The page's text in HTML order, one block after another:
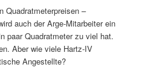
Quadratmeterpreisen –
auch der Arge-Mitarbeiter ein
paar Quadratmeter zu viel hat.
Aber wie viele Hartz-IV
Angestellte?